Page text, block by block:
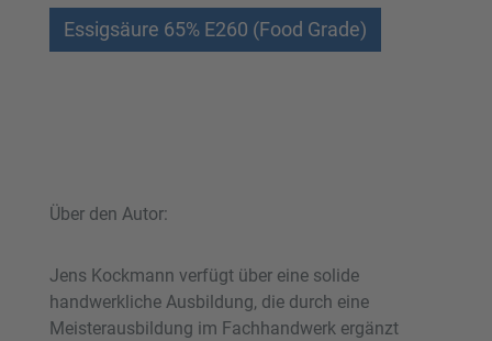
Essigsäure 65% E260 (Food Grade)
Über den Autor:
Jens Kockmann verfügt über eine solide
handwerkliche Ausbildung, die durch eine
Meisterausbildung im Fachhandwerk ergänzt